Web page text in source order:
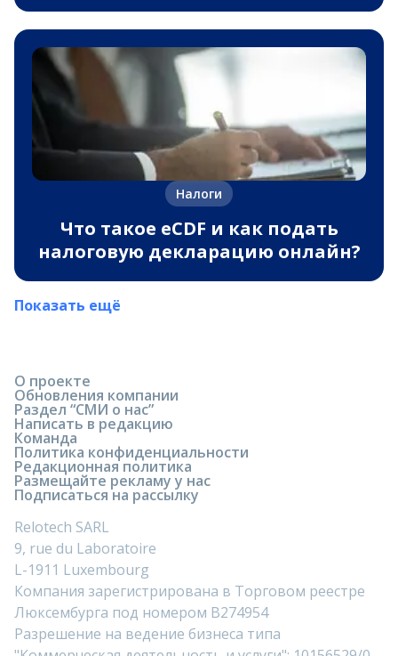
Налоги
Что такое eCDF и как подать
налоговую декларацию онлайн?
Показать ещё
О проекте
Обновления компании
Раздел “СМИ о нас”
Написать в редакцию
Команда
Политика конфиденциальности
Редакционная политика
Размещайте рекламу у нас
Подписаться на рассылку
Relotech SARL
9, rue du Laboratoire
L-1911 Luxembourg
Компания зарегистрирована в Торговом реестре
Люксембурга под номером B274954
Разрешение на ведение бизнеса типа